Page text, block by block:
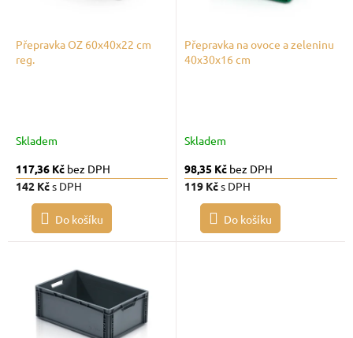
Přepravka OZ 60x40x22 cm
reg.
Skladem
117,36 Kč bez DPH
142 Kčs DPH
Do košíku
Přepravka na ovoce a zeleninu
40x30x16 cm
Skladem
98,35 Kč bez DPH
119 Kčs DPH
Do košíku